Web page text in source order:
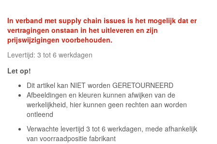
In verband met supply chain issues is het mogelijk dat er
vertragingen onstaan in het uitleveren en zijn
prijswijzigingen voorbehouden.
Levertijd: 3 tot 6 werkdagen
Let op!
Dit artikel kan NIET worden GERETOURNEERD
Afbeeldingen en kleuren kunnen afwijken van de
werkelijkheid, hier kunnen geen rechten aan worden
ontleend
Verwachte levertijd 3 tot 6 werkdagen, mede afhankelijk
van voorraadpositie fabrikant